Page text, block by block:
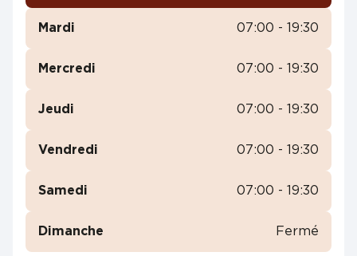
Mardi 07:00 - 19:30
Mercredi 07:00 - 19:30
Jeudi 07:00 - 19:30
Vendredi 07:00 - 19:30
Samedi 07:00 - 19:30
Dimanche Fermé